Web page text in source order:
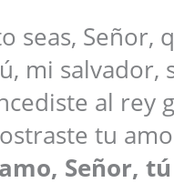
seas, Señor,
mi salvador,
al rey
tu
Señor,